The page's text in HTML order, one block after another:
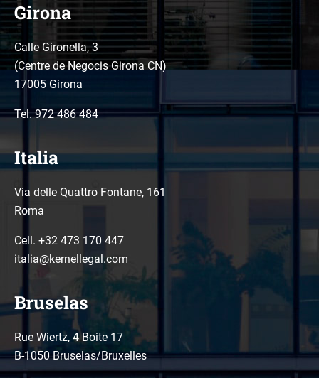
Girona
Calle Gironella, 3
(Centre de Negocis Girona CN)
17005 Girona
Tel.972 486 484
Italia
Via delle Quattro Fontane, 161
Roma
Cell. +32 473 170 447
italia@kernellegal.com
Bruselas
Rue Wiertz, 4 Boite 17
B-1050 Bruselas/Bruxelles